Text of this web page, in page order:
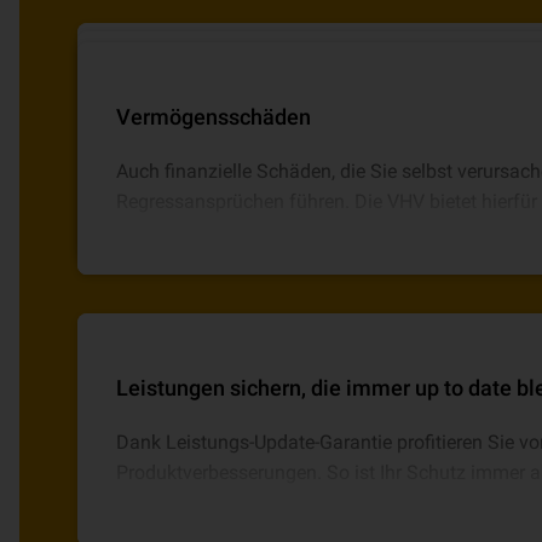
können hohe Kosten auf Sie zukommen. Mit der
Personenschäden
Kommt es zu Verletzungen von Personen,
Vermögensschäden
Auch finanzielle Schäden, die Sie selbst
Leistungen sichern, die immer up to date
Dank Leistungs-Update-Garantie profitieren Sie